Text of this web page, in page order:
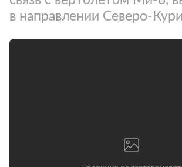
в направлении Северо-